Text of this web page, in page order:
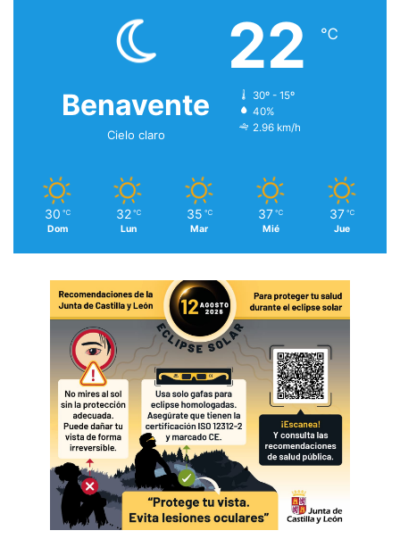
Benavente
Cielo claro
22 ℃
30º - 15º
40%
2.96 km/h
30 ℃
Dom
32 ℃
Lun
35 ℃
Mar
37 ℃
Mié
37 ℃
Jue